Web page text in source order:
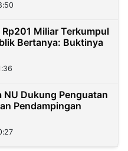
Miliar Terkumpul
Bertanya: Buktinya
Dukung Penguatan
Pendampingan